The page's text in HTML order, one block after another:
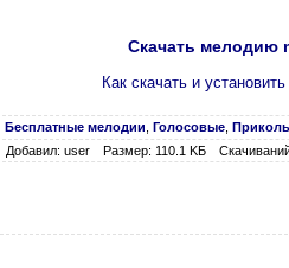
Скачать мелодию
Как скачать и
Бесплатные мелодии Голосовые
Добавил: user
Размер: 110.1 KБ